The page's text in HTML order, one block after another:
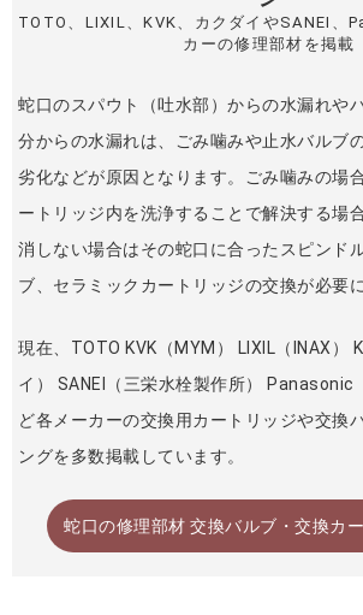
TOTO、LIXIL、KVK、カクダイやSANEI、
カーの修理部材を掲載
蛇口のスパウト（吐水部）からの水漏れや
分からの水漏れは、ごみ噛みや止水バルブ
劣化などが原因となります。ごみ噛みの場
ートリッジ内を洗浄することで解決する場
消しない場合はその蛇口に合ったスピンド
ブ、セラミックカートリッジの交換が必要
現在、TOTO KVK（MYM） LIXIL（INAX）
イ） SANEI（三栄水栓製作所） Panasonic
ど各メーカーの交換用カートリッジや交換
ングを多数掲載しています。
蛇口の修理部材 交換バルブ・交換カ